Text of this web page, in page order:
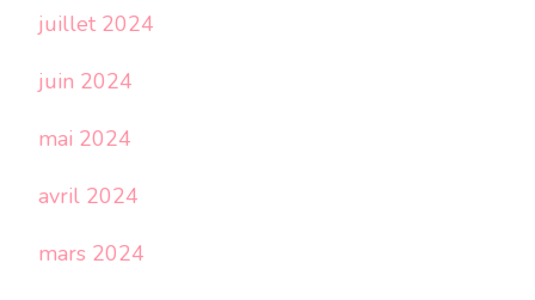
juillet 2024
juin 2024
mai 2024
avril 2024
mars 2024